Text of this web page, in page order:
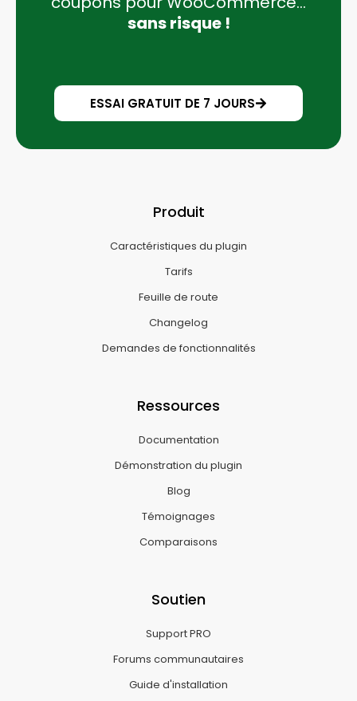
sans risque !
ESSAI GRATUIT DE 7 JOURS
Produit
Caractéristiques du plugin
Tarifs
Feuille de route
Changelog
Demandes de fonctionnalités
Ressources
Documentation
Démonstration du plugin
Blog
Témoignages
Comparaisons
Soutien
Support PRO
Forums communautaires
Guide d'installation